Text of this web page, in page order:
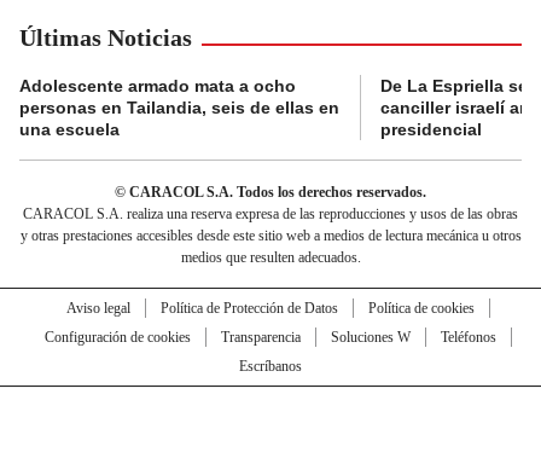
Últimas Noticias
Adolescente armado mata a ocho
personas en Tailandia, seis de ellas en
una escuela
De La Espriella se
canciller israelí
presidencial
© CARACOL S.A. Todos los derechos reservados.
CARACOL S.A. realiza una reserva expresa de las reproducciones y usos de las obras
y otras prestaciones accesibles desde este sitio web a medios de lectura mecánica u otros
medios que resulten adecuados.
Aviso legal Política de Protección de Datos
Política de cookies
Configuración de cookies
Transparencia Soluciones W
Teléfonos
Escríbanos